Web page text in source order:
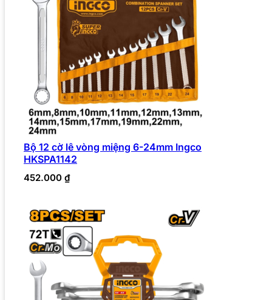
Bộ 12 cờ lê vòng miệng 6-24mm Ingco
HKSPA1142
452.000 ₫